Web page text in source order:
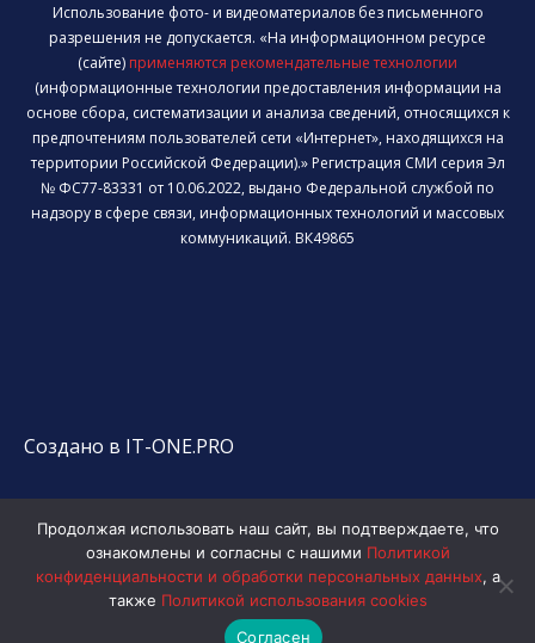
Использование фото- и видеоматериалов без письменного
разрешения не допускается. «На информационном ресурсе
(сайте) применяются рекомендательные технологии
(информационные технологии предоставления информации на
основе сбора, систематизации и анализа сведений, относящихся к
предпочтениям пользователей сети «Интернет», находящихся на
территории Российской Федерации).» Регистрация СМИ серия Эл
№ ФС77-83331 от 10.06.2022, выдано Федеральной службой по
надзору в сфере связи, информационных технологий и массовых
коммуникаций. ВК49865
Создано в IT-ONE.PRO
Продолжая использовать наш сайт, вы подтверждаете, что
ознакомлены и согласны с нашими Политикой
конфиденциальности и обработки персональных данных, а
также Политикой использования cookies
Согласен